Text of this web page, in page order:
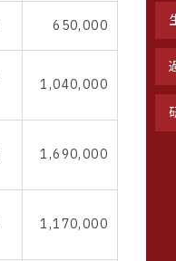
650,000
1,040,000
1,690,000
1,170,000